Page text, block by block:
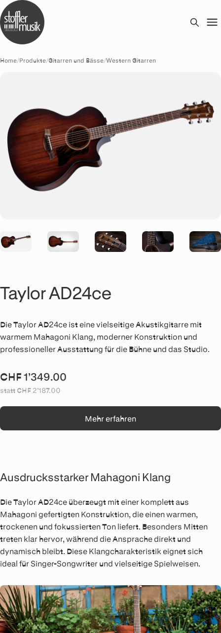
Home/Produkte/Gitarren und Bässe/Western Gitarren
Taylor AD24ce
Die Taylor AD24ce ist eine vielseitige Akustikgitarre mit
warmem Mahagoni Klang, moderner Konstruktion und
professioneller Ausstattung für die Bühne und das Studio.
CHF 1’349.00
statt CHF 2’187.00
Mehr erfahren
Ausdrucksstarker Mahagoni Klang
Die Taylor AD24ce überzeugt mit einer komplett aus
Mahagoni gefertigten Konstruktion, die einen warmen,
trockenen und fokussierten Ton liefert. Besonders Mitten
treten klar hervor, während die Ansprache direkt und
dynamisch bleibt. Diese Klangcharakteristik eignet sich
ideal für Singer-Songwriter und vielseitige Spielweisen.